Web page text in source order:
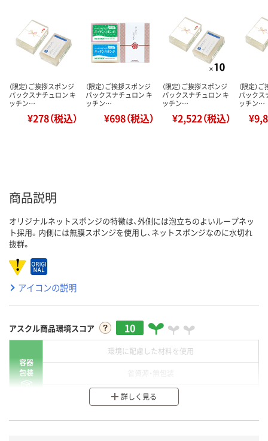
（限定）ご挨拶スポンジ
パックスナチュロン キ
ッチン…
¥278（税込）
（限定）ご挨拶スポンジ
パックスナチュロン キ
ッチン…
¥698（税込）
（限定）ご挨拶スポンジ
パックスナチュロン キ
ッチン…
¥2,522（税込）
（限定）
パックス
ッチン…
商品説明
オリジナルネットスポンジの特徴は、外側には泡立ちのよいループネッ
ト採用。内側には無膜スポンジを使用し、ネットスポンジなのに水切れ
抜群。
アイコンの説明
アスクル商品環境スコア 10
容器
包装
環境に配慮した材料を使用
分別・リサイクルしやすい設計
詳しく見る